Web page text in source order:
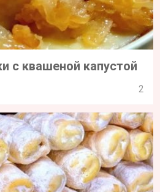
с квашеной капустой
2